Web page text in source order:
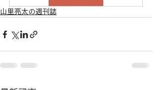
山里亮太の週刊誌